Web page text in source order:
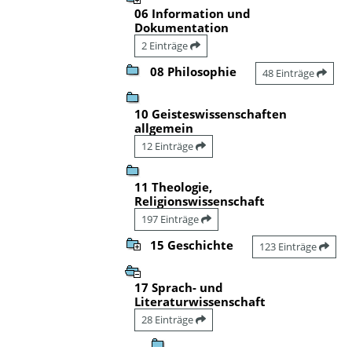
06 Information und
Dokumentation
2 Einträge
08 Philosophie 48 Einträge
10 Geisteswissenschaften
allgemein
12 Einträge
11 Theologie,
Religionswissenschaft
197 Einträge
15 Geschichte 123 Einträge
17 Sprach- und
Literaturwissenschaft
28 Einträge